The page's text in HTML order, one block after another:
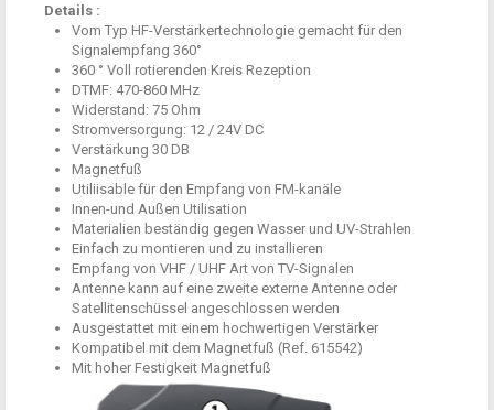
Details :
Vom Typ HF-Verstärkertechnologie gemacht für den
Signalempfang 360°
360 ° Voll rotierenden Kreis Rezeption
DTMF: 470-860 MHz
Widerstand: 75 Ohm
Stromversorgung: 12 / 24V DC
Verstärkung 30 DB
Magnetfuß
Utiliisable für den Empfang von FM-kanäle
Innen-und Außen Utilisation
Materialien beständig gegen Wasser und UV-Strahlen
Einfach zu montieren und zu installieren
Empfang von VHF / UHF Art von TV-Signalen
Antenne kann auf eine zweite externe Antenne oder
Satellitenschüssel angeschlossen werden
Ausgestattet mit einem hochwertigen Verstärker
Kompatibel mit dem Magnetfuß (Ref 615542)
Mit hoher Festigkeit Magnetfuß